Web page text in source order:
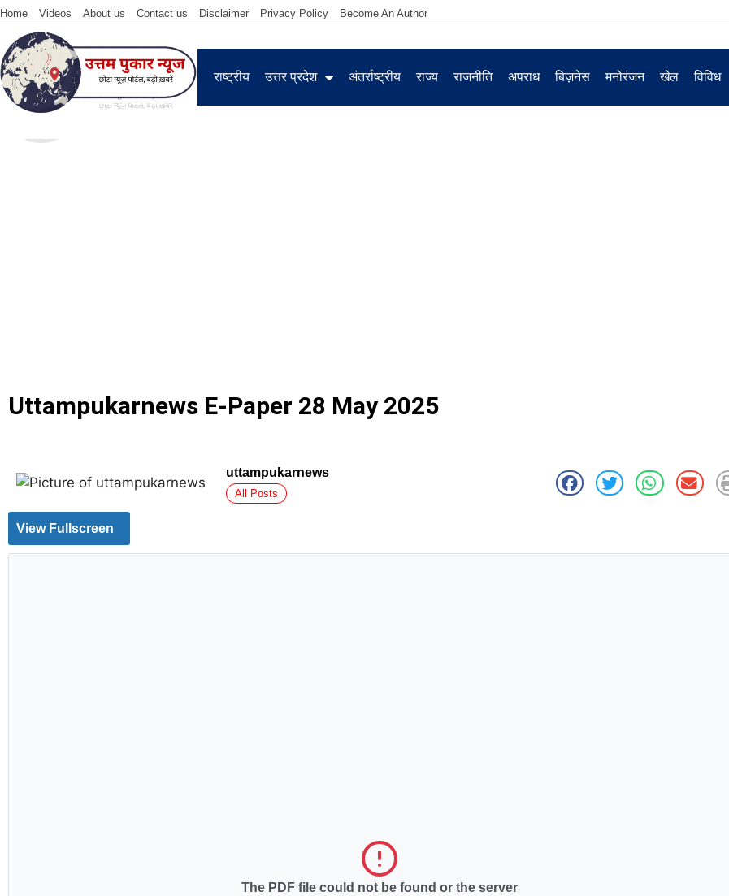
Home Videos About us Contact us Disclaimer Privacy Policy Become An Author
राष्ट्रीय उत्तर प्रदेश अंतर्राष्ट्रीय राज्य राजनीति अपराध बिज़नेस मनोरंजन खेल विविध
Uttampukarnews E-Paper 28 May 2025
uttampukarnews
All Posts
View Fullscreen
The PDF file could not be found or the server